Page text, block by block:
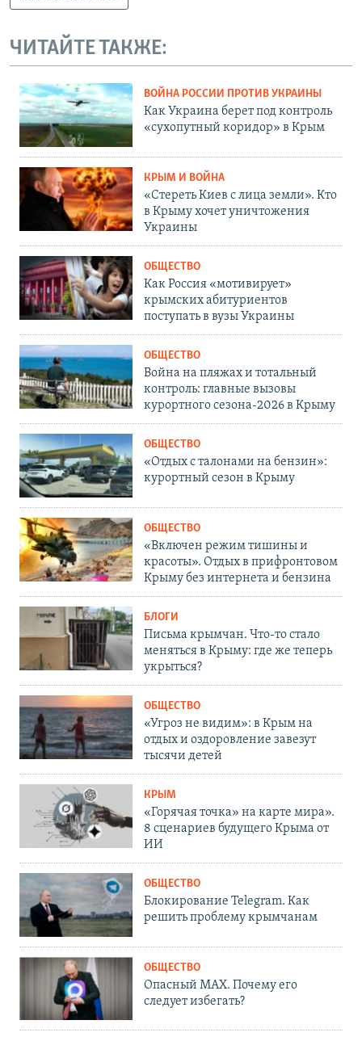
ЧИТАЙТЕ ТАКЖЕ:
ВОЙНА РОССИИ ПРОТИВ УКРАИНЫ
Как Украина берет под контроль
«сухопутный коридор» в Крым
КРЫМ И ВОЙНА
«Стереть Киев с лица земли». Кто
в Крыму хочет уничтожения
Украины
ОБЩЕСТВО
Как Россия «мотивирует»
крымских абитуриентов
поступать в вузы Украины
ОБЩЕСТВО
Война на пляжах и тотальный
контроль: главные вызовы
курортного сезона-2026 в Крыму
ОБЩЕСТВО
«Отдых с талонами на бензин»:
курортный сезон в Крыму
ОБЩЕСТВО
«Включен режим тишины и
красоты». Отдых в прифронтовом
Крыму без интернета и бензина
БЛОГИ
Письма крымчан. Что-то стало
меняться в Крыму: где же теперь
укрыться?
ОБЩЕСТВО
«Угроз не видим»: в Крым на
отдых и оздоровление завезут
тысячи детей
КРЫМ
«Горячая точка» на карте мира».
8 сценариев будущего Крыма от
ИИ
ОБЩЕСТВО
Блокирование Telegram. Как
решить проблему крымчанам
ОБЩЕСТВО
Опасный MAX. Почему его
следует избегать?